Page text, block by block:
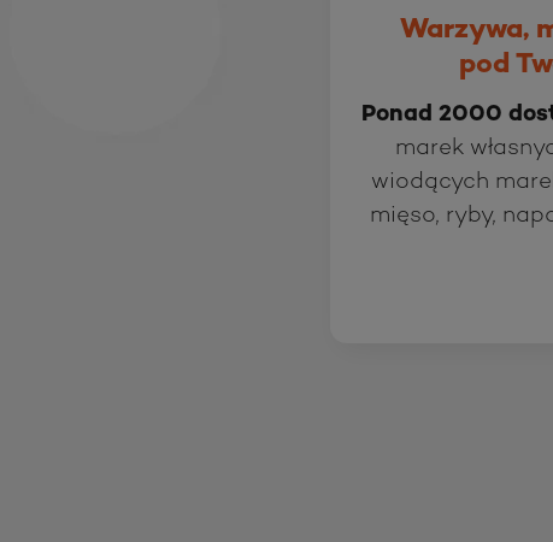
Ponad 2000
marek
wiodących
mięso, ryby,
Warzywa,
pod